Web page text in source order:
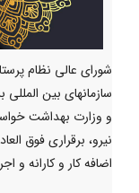
شورای عالی نظام
سازمانهای بین
و وزارت بهداشت
نیرو، برقراری فوق
اضافه کار و کارانه و